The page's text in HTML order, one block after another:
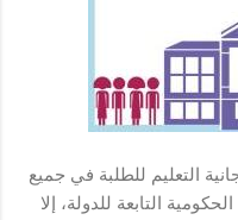
التعليم للطلبة في جميع
التابعة للدولة، إلا